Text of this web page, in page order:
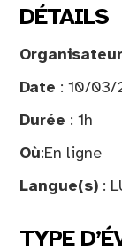
DÉTAILS
Organisateur
Date : 10/03/
Durée : 1h
Où:En ligne
Langue(s) :
TYPE